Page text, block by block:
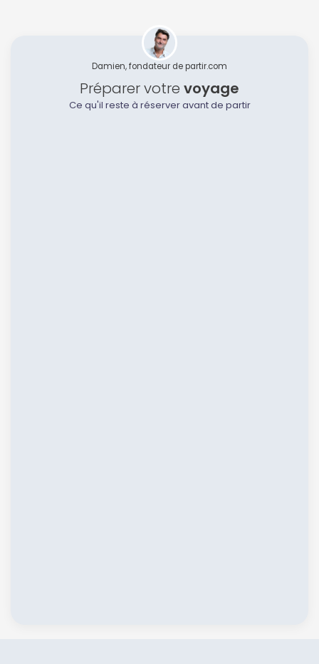
Damien, fondateur de partir.com
Préparer votre voyage
Ce qu'il reste à réserver avant de partir